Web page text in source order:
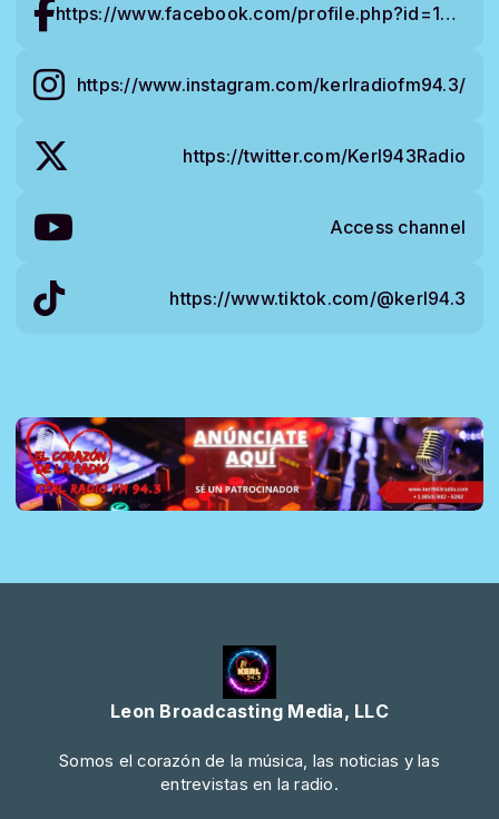
https://www.facebook.com/profile.php?id=100092138165796&mibextid=ZbWKwL
https://www.instagram.com/kerlradiofm94.3/
https://twitter.com/Kerl943Radio
Access channel
https://www.tiktok.com/@kerl94.3
Leon Broadcasting Media, LLC
Somos el corazón de la música, las noticias y las
entrevistas en la radio.